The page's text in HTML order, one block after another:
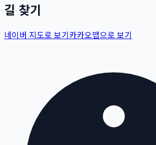
길 찾기
네이버 지도로 보기카카오맵으로 보기